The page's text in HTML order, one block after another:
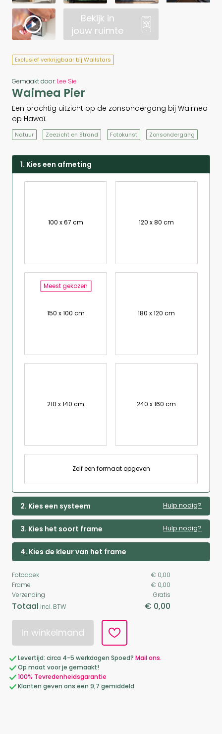
Bekijk in
jouw ruimte
Exclusief verkrijgbaar bij Wallstars
Gemaakt door: Lee Sie
Waimea Pier
Een prachtig uitzicht op de zonsondergang bij Waimea
op Hawaï.
Natuur Zeezicht en Strand Fotokunst Zonsondergang
1. Kies een afmeting
100 x 67 cm 120 x 80 cm
Meest gekozen
150 x 100 cm 180 x 120 cm
210 x 140 cm 240 x 160 cm
Zelf een formaat opgeven
2. Kies een systeem Hulp nodig?
3. Kies het soort frame Hulp nodig?
4. Kies de kleur van het frame
Fotodoek
€ 0,00
Frame
€ 0,00
Verzending
Gratis
Totaal incl. BTW € 0,00
In winkelmand
Levertijd: circa 4-5 werkdagen Spoed? Mail ons.
Op maat voor je gemaakt!
100% Tevredenheidsgarantie
Klanten geven ons een 9,7 gemiddeld